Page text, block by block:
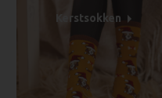
Kerstsokken